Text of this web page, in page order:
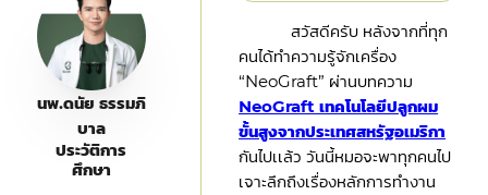
นพ.ดนัย ธรรมภิ
บาล
ประวัติการ
ศึกษา
สวัสดีครับ หลังจากที่ทุก
คนได้ทำความรู้จักเครื่อง
“NeoGraft” ผ่านบทความ
NeoGraft เทคโนโลยีปลูกผม
ขั้นสูงจากประเทศสหรัฐอเมริกา
กันไปเเล้ว วันนี้หมอจะพาทุกคนไป
เจาะลึกถึงเรื่องหลักการทำงาน